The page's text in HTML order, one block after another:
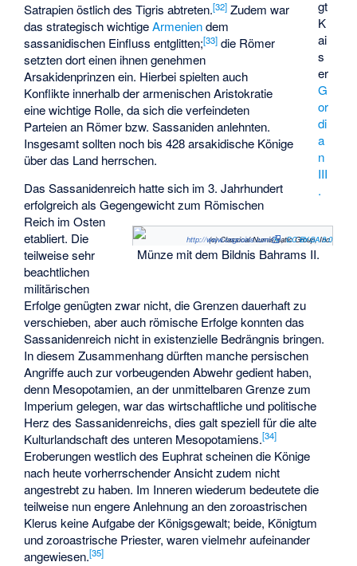
gt
K
ai
s
er
G
or
di
a
n
III
.
(c) Classical Numismatic Group, Inc.
http://www.cngcoins.com ,CC BY-SA 3.0
Münze mit dem Bildnis Bahrams II.
Satrapien östlich des Tigris abtreten.[32] Zudem war
das strategisch wichtigeArmeniendem
sassanidischen Einfluss entglitten;[33] die Römer
setzten dort einen ihnen genehmen
Arsakidenprinzen ein. Hierbei spielten auch
Konflikte innerhalb der armenischen Aristokratie
eine wichtige Rolle, da sich die verfeindeten
Parteien an Römer bzw. Sassaniden anlehnten.
Insgesamt sollten noch bis 428 arsakidische Könige
über das Land herrschen.
Das Sassanidenreich hatte sich im 3. Jahrhundert
erfolgreich als Gegengewicht zum Römischen
Reich im Osten
etabliert. Die
teilweise sehr
beachtlichen
militärischen
Erfolge genügten zwar nicht, die Grenzen dauerhaft zu
verschieben, aber auch römische Erfolge konnten das
Sassanidenreich nicht in existenzielle Bedrängnis bringen.
In diesem Zusammenhang dürften manche persischen
Angriffe auch zur vorbeugenden Abwehr gedient haben,
denn Mesopotamien, an der unmittelbaren Grenze zum
Imperium gelegen, war das wirtschaftliche und politische
Herz des Sassanidenreichs, dies galt speziell für die alte
Kulturlandschaft des unteren Mesopotamiens.[34]
Eroberungen westlich des Euphrat scheinen die Könige
nach heute vorherrschender Ansicht zudem nicht
angestrebt zu haben. Im Inneren wiederum bedeutete die
teilweise nun engere Anlehnung an den zoroastrischen
Klerus keine Aufgabe der Königsgewalt; beide, Königtum
und zoroastrische Priester, waren vielmehr aufeinander
angewiesen.[35]